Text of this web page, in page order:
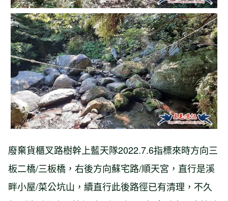
廢棄貨櫃叉路樹幹上藍天隊2022.7.6指標來時方向三
板二橋/三板橋，右後方向蘇宅路/順天宮，直行是溪
畔小屋/菜公坑山，續直行此後路徑已有清理，不久